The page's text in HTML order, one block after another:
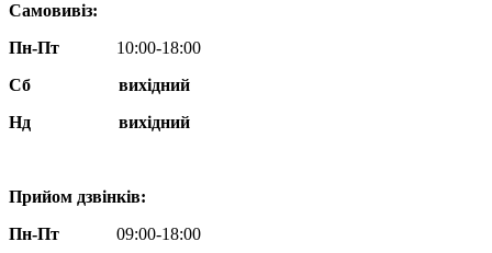
Самовивіз:
Пн-Пт
10:00-18:00
Сб
вихідний
Нд
вихідний
Прийом дзвінків:
Пн-Пт
09:00-18:00